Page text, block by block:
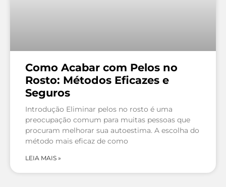
Como Acabar com Pelos no
Rosto: Métodos Eficazes e
Seguros
Introdução Eliminar pelos no rosto é uma
preocupação comum para muitas pessoas que
procuram melhorar sua autoestima. A escolha do
método mais eficaz de como
LEIA MAIS »